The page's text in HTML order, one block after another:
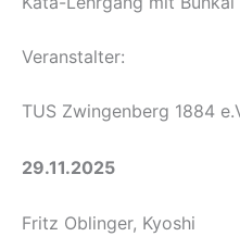
Veranstalter:
TUS Zwingenberg 1884
29.11.2025
Fritz Oblinger, Kyoshi